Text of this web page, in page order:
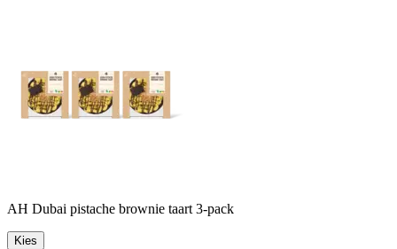
AH Dubai pistache brownie taart 3-pack
Kies